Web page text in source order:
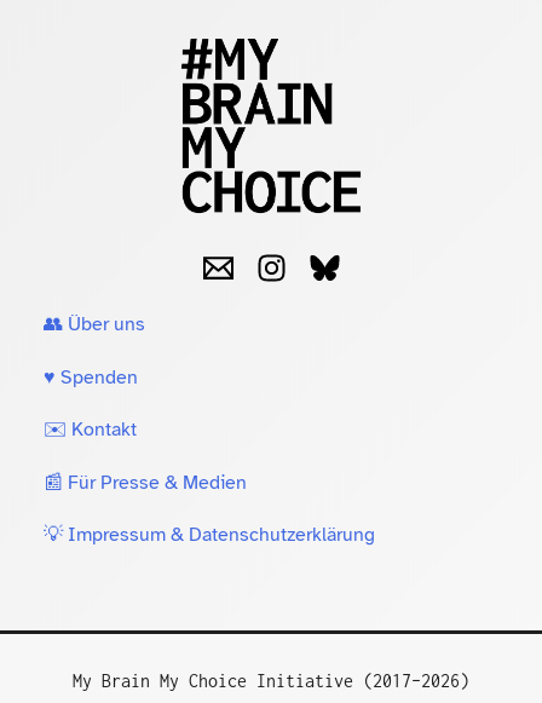
👥 Über uns
♥️ Spenden
✉️ Kontakt
📰 Für Presse & Medien
💡 Impressum & Datenschutzerklärung
My Brain My Choice Initiative (2017–2026)